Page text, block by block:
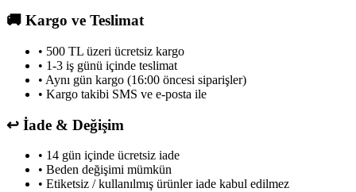
🚚 Kargo ve Teslimat
• 500 TL üzeri ücretsiz kargo
• 1-3 iş günü içinde teslimat
• Aynı gün kargo (16:00 öncesi siparişler)
• Kargo takibi SMS ve e-posta ile
↩️ İade & Değişim
• 14 gün içinde ücretsiz iade
• Beden değişimi mümkün
• Etiketsiz / kullanılmış ürünler iade kabul edilmez